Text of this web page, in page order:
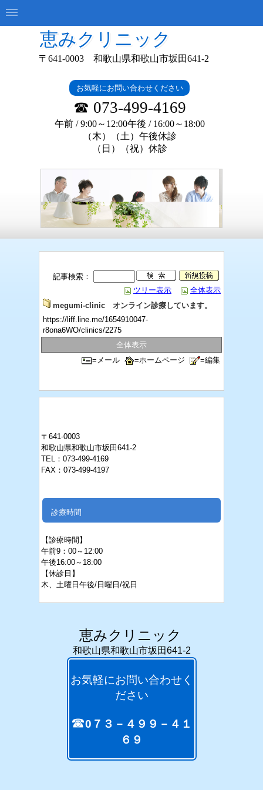
恵みクリニック
〒641-0003 和歌山県和歌山市坂田641-2
お気軽にお問い合わせください
☎ 073-499-4169
午前 / 9:00～12:00午後 / 16:00～18:00
（木）（土）午後休診
（日）（祝）休診
記事検索：
ツリー表示
全体表示
megumi-clinic オンライン診療しています。
https://liff.line.me/1654910047-
r8ona6WO/clinics/2275
全体表示
=メール
=ホームページ =編集
〒641-0003
和歌山県和歌山市坂田641-2
TEL：073-499-4169
FAX：073-499-4197
診療時間
【診療時間】
午前9：00～12:00
午後16:00～18:00
【休診日】
木、 土曜日午後/日曜日/祝日
恵みクリニック
和歌山県和歌山市坂田641-2
お気軽にお問い合わせく
ださい
☎0７３－４９９－４１
６９